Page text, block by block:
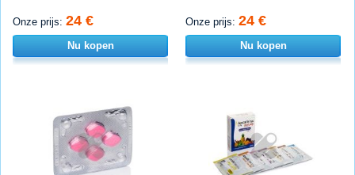
Onze prijs: 24 €
Nu kopen
Onze prijs: 24 €
Nu kopen